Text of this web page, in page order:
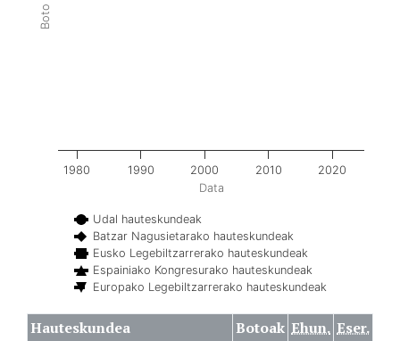
Data
Udal hauteskundeak
Batzar Nagusietarako hauteskundeak
Eusko Legebiltzarrerako hauteskundeak
Espainiako Kongresurako hauteskundeak
Europako Legebiltzarrerako hauteskundeak
1980 1990 2000 2010 2020
Hauteskundea Botoak Ehun. Eser.